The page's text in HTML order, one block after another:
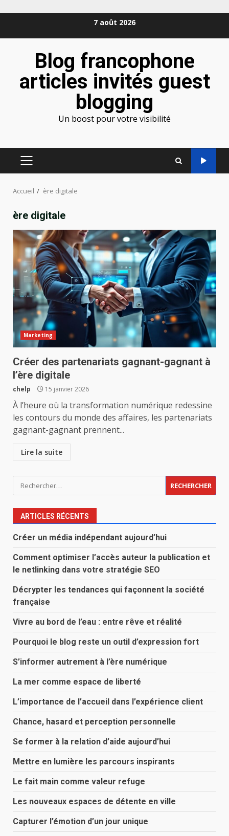
7 août 2026
Blog francophone
articles invités guest
blogging
Un boost pour votre visibilité
MENU
Accueil ère digitale
ère digitale
Marketing
Créer des partenariats gagnant-gagnant à
l’ère digitale
chelp 15 janvier 2026
À l’heure où la transformation numérique redessine
les contours du monde des affaires, les partenariats
gagnant-gagnant prennent...
Lire la suite
Rechercher :
ARTICLES RÉCENTS
Créer un média indépendant aujourd’hui
Comment optimiser l’accès auteur la publication et
le netlinking dans votre stratégie SEO
Décrypter les tendances qui façonnent la société
française
Vivre au bord de l’eau : entre rêve et réalité
Pourquoi le blog reste un outil d’expression fort
S’informer autrement à l’ère numérique
La mer comme espace de liberté
L’importance de l’accueil dans l’expérience client
Chance, hasard et perception personnelle
Se former à la relation d’aide aujourd’hui
Mettre en lumière les parcours inspirants
Le fait main comme valeur refuge
Les nouveaux espaces de détente en ville
Capturer l’émotion d’un jour unique